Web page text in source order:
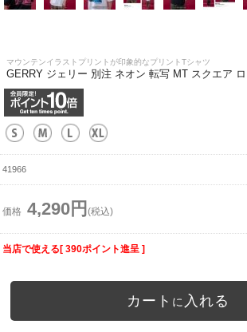
マウンテンイラストプリントが印象的なプリントTシャツ
GERRY ジェリー 別注 ネオン 転写 MT スクエア
41966
価格 4,290円 (税込)
当店で使える[ 390ポイント進呈 ]
カート に 入れる